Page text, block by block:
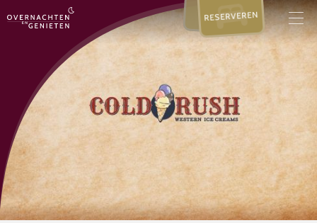
RESERVEREN